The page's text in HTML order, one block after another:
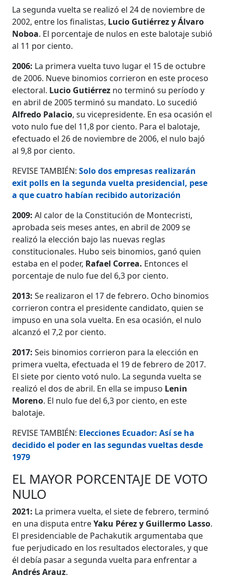
La segunda vuelta se realizó el 24 de noviembre de
2002, entre los finalistas, Lucio Gutiérrez y Álvaro
Noboa. El porcentaje de nulos en este balotaje subió
al 11 por ciento.
2006: La primera vuelta tuvo lugar el 15 de octubre
de 2006. Nueve binomios corrieron en este proceso
electoral. Lucio Gutiérrez no terminó su período y
en abril de 2005 terminó su mandato. Lo sucedió
Alfredo Palacio, su vicepresidente. En esa ocasión el
voto nulo fue del 11,8 por ciento. Para el balotaje,
efectuado el 26 de noviembre de 2006, el nulo bajó
al 9,8 por ciento.
REVISE TAMBIÉN:Solo dos empresas realizarán
exit polls en la segunda vuelta presidencial, pese
a que cuatro habían recibido autorización
2009:Al calor de la Constitución de Montecristi,
aprobada seis meses antes, en abril de 2009 se
realizó la elección bajo las nuevas reglas
constitucionales. Hubo seis binomios, ganó quien
estaba en el poder, Rafael Correa. Entonces el
porcentaje de nulo fue del 6,3 por ciento.
2013: Se realizaron el 17 de febrero. Ocho binomios
corrieron contra el presidente candidato, quien se
impuso en una sola vuelta. En esa ocasión, el nulo
alcanzó el 7,2 por ciento.
2017:Seis binomios corrieron para la elección en
primera vuelta, efectuada el 19 de febrero de 2017.
El siete por ciento votó nulo. La segunda vuelta se
realizó el dos de abril. En ella se impuso Lenin
Moreno. El nulo fue del 6,3 por ciento, en este
balotaje.
REVISE TAMBIÉN: Elecciones Ecuador: Así se ha
decidido el poder en las segundas vueltas desde
1979
EL MAYOR PORCENTAJE DE VOTO
NULO
2021: La primera vuelta, el siete de febrero, terminó
en una disputa entreYaku Pérez y Guillermo Lasso.
El presidenciable de Pachakutik argumentaba que
fue perjudicado en los resultados electorales, y que
él debía pasar a segunda vuelta para enfrentar a
Andrés Arauz.